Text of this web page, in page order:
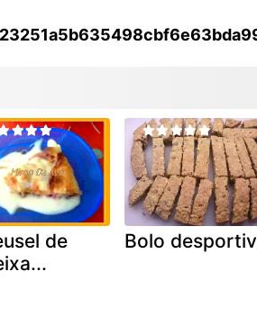
de
Bolo